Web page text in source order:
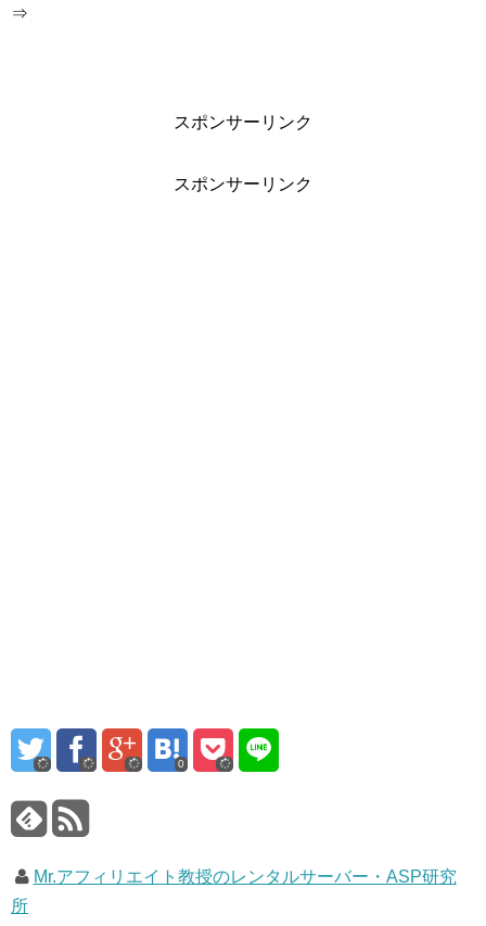
⇒
スポンサーリンク
スポンサーリンク
0
Mr.アフィリエイト教授のレンタルサーバー・ASP研究
所